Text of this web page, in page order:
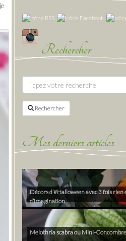
Rechercher
Rechercher
Mes derniers articles
Décors d’#Halloween avec 3 fois rien
d’imagination
Melothria scabra ou Mini-